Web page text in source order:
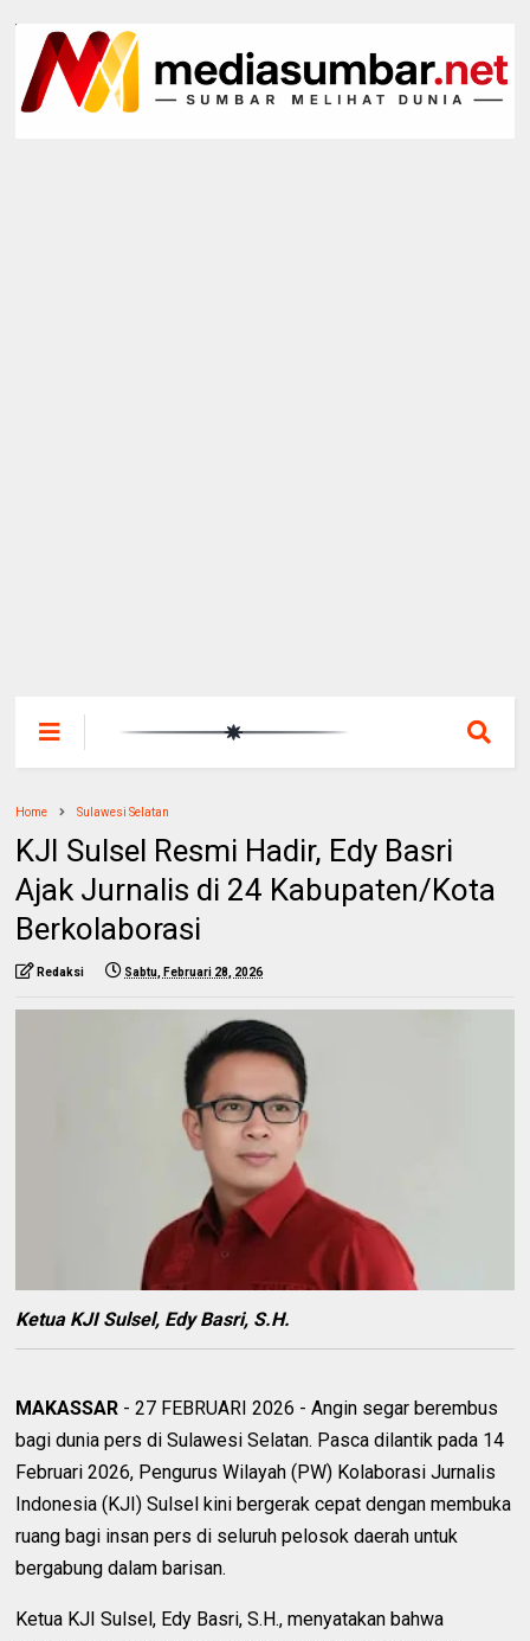
Home Sulawesi Selatan
KJI Sulsel Resmi Hadir, Edy Basri
Ajak Jurnalis di 24 Kabupaten/Kota
Berkolaborasi
Redaksi Sabtu, Februari 28, 2026
Ketua KJI Sulsel, Edy Basri, S.H.
MAKASSAR - 27 FEBRUARI 2026 - Angin segar berembus
bagi dunia pers di Sulawesi Selatan. Pasca dilantik pada 14
Februari 2026, Pengurus Wilayah (PW) Kolaborasi Jurnalis
Indonesia (KJI) Sulsel kini bergerak cepat dengan membuka
ruang bagi insan pers di seluruh pelosok daerah untuk
bergabung dalam barisan.
Ketua KJI Sulsel, Edy Basri, S.H., menyatakan bahwa